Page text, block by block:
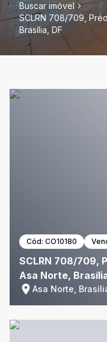
Buscar imóvel
SCLRN 708/709,
Brasília, DF
Cód: CO10180
SCLRN 708/709,
Asa Norte,
Asa Norte,